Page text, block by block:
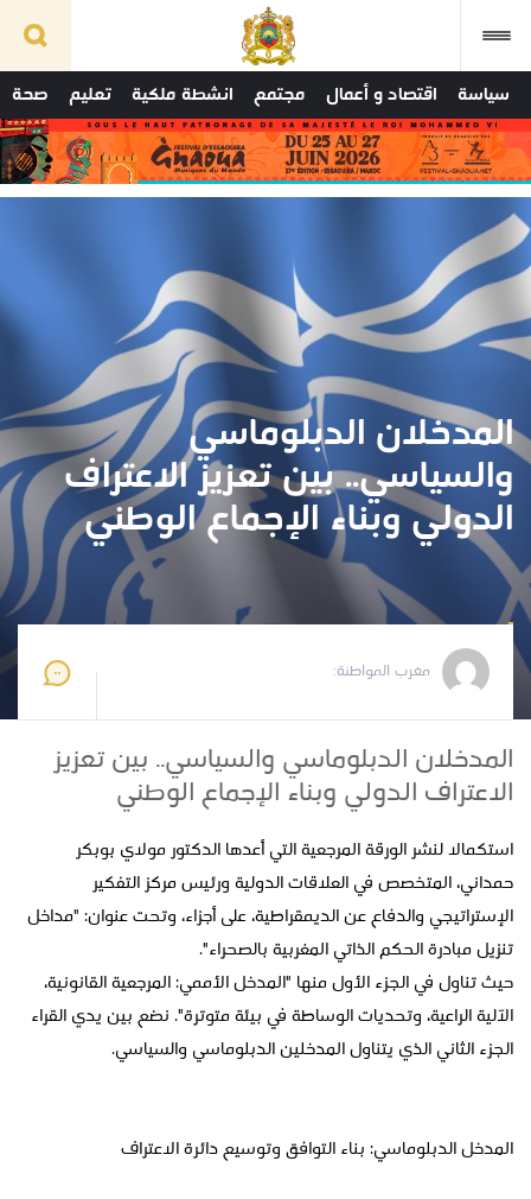
سياسة اقتصاد و أعمال مجتمع انشطة ملكية تعليم صحة
المدخلان الدبلوماسي
والسياسي.. بين تعزيز الاعتراف
الدولي وبناء الإجماع الوطني
مغرب المواطنة:
المدخلان الدبلوماسي والسياسي.. بين تعزيز
الاعتراف الدولي وبناء الإجماع الوطني
استكمالا لنشر الورقة المرجعية التي أعدها الدكتور مولاي بوبكر
حمداني، المتخصص في العلاقات الدولية ورئيس مركز التفكير
الإستراتيجي والدفاع عن الديمقراطية، على أجزاء، وتحت عنوان: "مداخل
تنزيل مبادرة الحكم الذاتي المغربية بالصحراء".
حيث تناول في الجزء الأول منها "المدخل الأممي: المرجعية القانونية،
الآلية الراعية، وتحديات الوساطة في بيئة متوترة". نضع بين يدي القراء
الجزء الثاني الذي يتناول المدخلين الدبلوماسي والسياسي.
المدخل الدبلوماسي: بناء التوافق وتوسيع دائرة الاعتراف